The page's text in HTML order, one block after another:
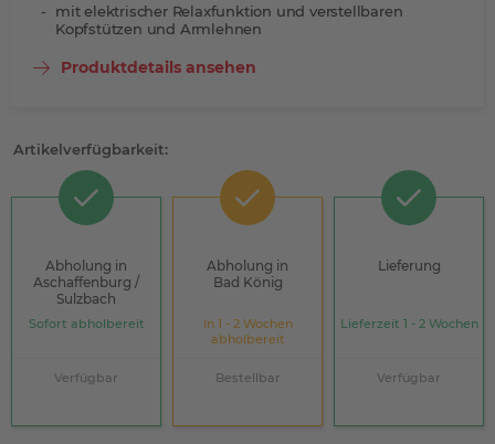
mit elektrischer Relaxfunktion und verstellbaren
Kopfstützen und Armlehnen
Produktdetails ansehen
Artikelverfügbarkeit:
Abholung in
Aschaffenburg /
Sulzbach
Sofort abholbereit
Verfügbar
Abholung in
Bad König
In 1 - 2 Wochen
abholbereit
Bestellbar
Lieferung
Lieferzeit 1 - 2 Wochen
Verfügbar